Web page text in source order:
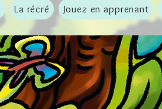
La récré Jouez en apprenant